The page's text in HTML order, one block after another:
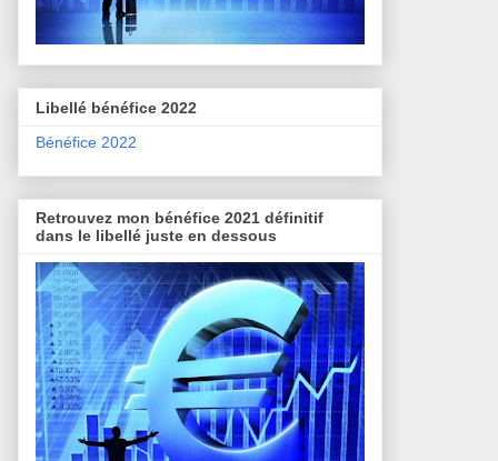
Libellé bénéfice 2022
Bénéfice 2022
Retrouvez mon bénéfice 2021 définitif
dans le libellé juste en dessous